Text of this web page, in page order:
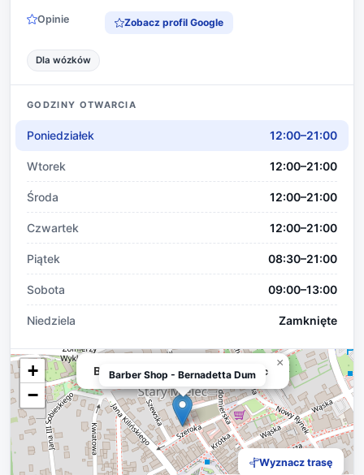
Opinie Zobacz profil Google
Dla wózków
GODZINY OTWARCIA
Poniedziałek 12:00–21:00
Wtorek 12:00–21:00
Środa 12:00–21:00
Czwartek 12:00–21:00
Piątek 08:30–21:00
Sobota 09:00–13:00
Niedziela Zamknięte
Barber Shop - Bernadetta Dumniec
×
+
−
Barber Shop - Bernadetta Dum
Wyznacz trasę